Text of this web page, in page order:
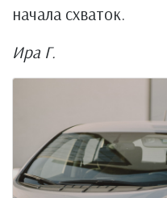
начала схваток.
Ира Г.